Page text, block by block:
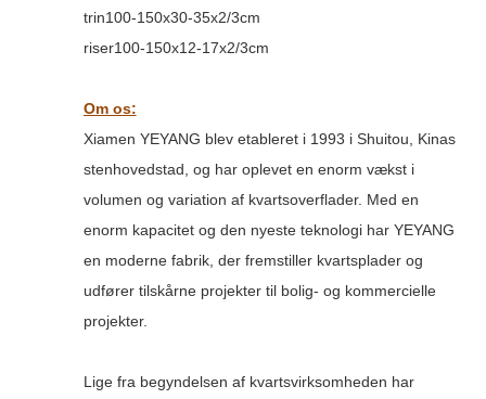
trin100-150x30-35x2/3cm
riser100-150x12-17x2/3cm
Om os:
Xiamen YEYANG blev etableret i 1993 i Shuitou, Kinas
stenhovedstad, og har oplevet en enorm vækst i
volumen og variation af kvartsoverflader. Med en
enorm kapacitet og den nyeste teknologi har YEYANG
en moderne fabrik, der fremstiller kvartsplader og
udfører tilskårne projekter til bolig- og kommercielle
projekter.
Lige fra begyndelsen af ​​kvartsvirksomheden har